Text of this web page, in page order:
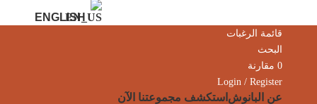
ENGLISH
قائمة الرغبات
البحث
0 مقارنة
Login / Register
عن البانوش استكشف مجموعتنا الآن